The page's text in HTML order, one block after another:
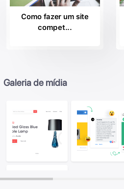
Como fazer um site
compet...
Galeria de mídia
Image